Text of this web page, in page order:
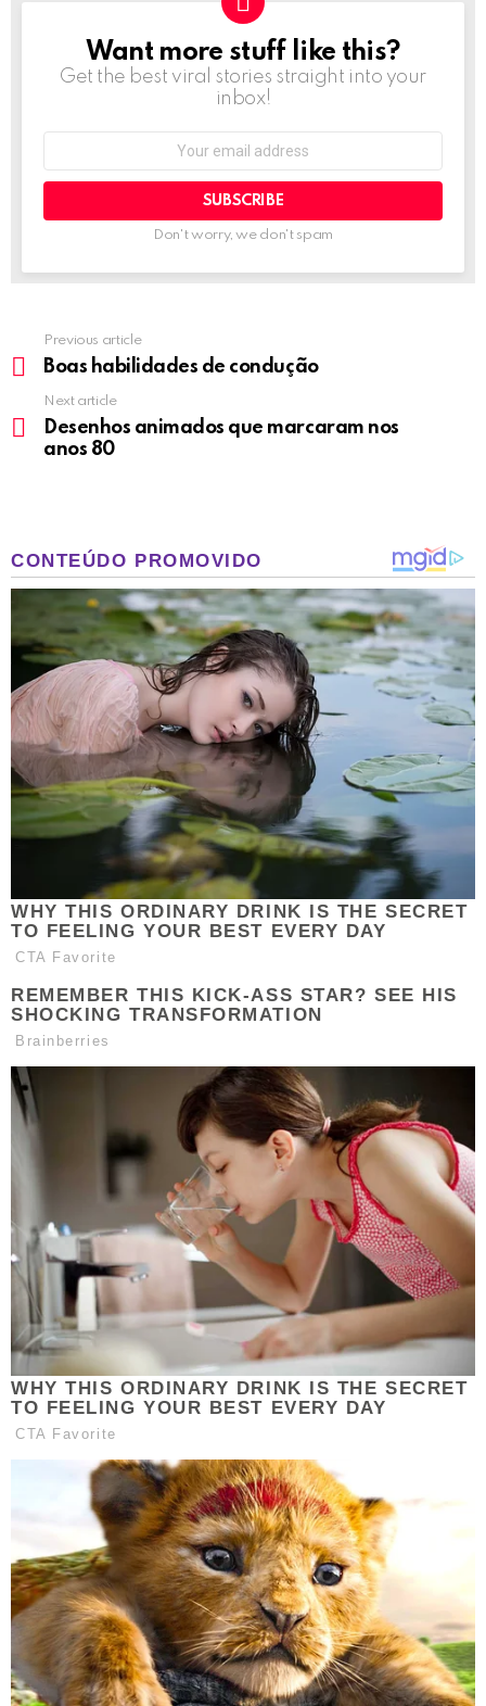
NEWSLETTER
Want more stuff like this?
Get the best viral stories straight into your
inbox!
Don't worry, we don't spam
more
Previous article
Boas habilidades de condução
Next article
Desenhos animados que marcaram nos
anos 80